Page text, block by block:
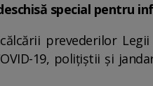
deschisă special pentru
prevederilor
19, polițiștii și